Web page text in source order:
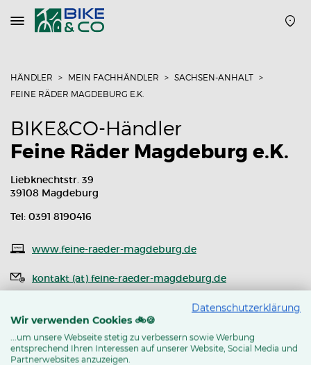
Navigation
öffnen
HÄNDLER MEIN FACHHÄNDLER
SACHSEN-ANHALT
FEINE RÄDER MAGDEBURG E.K.
BIKE&CO-Händler
Feine Räder Magdeburg e.K.
Liebknechtstr. 39
39108 Magdeburg
Tel: 0391 8190416
www.feine-raeder-magdeburg.de
kontakt (at) feine-raeder-magdeburg.de
MEHR ERFAHREN
Datenschutzerklärung
Wir verwenden Cookies 🚲🍪
...um unsere Webseite stetig zu verbessern sowie Werbung
entsprechend Ihren Interessen auf unserer Website, Social Media und
Partnerwebsites anzuzeigen.